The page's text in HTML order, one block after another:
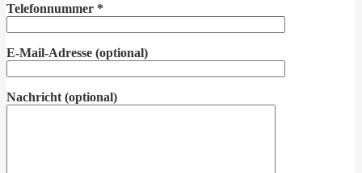
Telefonnummer *
E-Mail-Adresse (optional)
Nachricht (optional)